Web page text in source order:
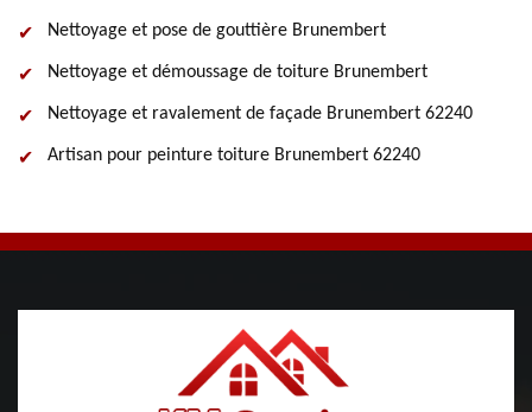
Nettoyage et pose de gouttière Brunembert
Nettoyage et démoussage de toiture Brunembert
Nettoyage et ravalement de façade Brunembert 62240
Artisan pour peinture toiture Brunembert 62240